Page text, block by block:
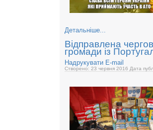
Детальніше...
Відправлена
громади із
Надрукувати E-mail
Створено: 23 червня 2016 Дата